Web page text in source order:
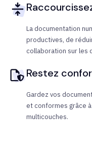
La documentation
productives, de
collaboration sur les
Restez
Gardez vos
et conformes grâce
multicouches.